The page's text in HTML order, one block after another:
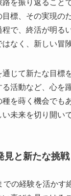
路を振り返ること
目標、その実現の
程で、終活が明る
なく、新しい冒
通じて新たな目標
活動など、心を
種を蒔く機会でも
未来を切り開い
見と新たな挑戦
での経験を活かす